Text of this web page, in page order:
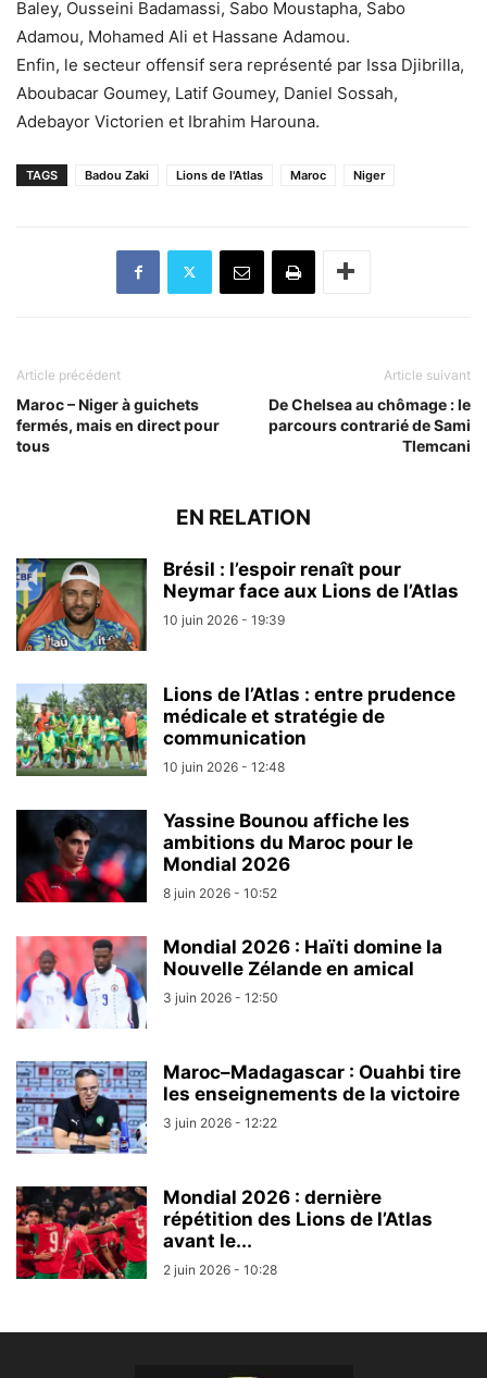
Baley, Ousseini Badamassi, Sabo Moustapha, Sabo
Adamou, Mohamed Ali et Hassane Adamou.
Enfin, le secteur offensif sera représenté par Issa Djibrilla,
Aboubacar Goumey, Latif Goumey, Daniel Sossah,
Adebayor Victorien et Ibrahim Harouna.
TAGS Badou Zaki Lions de l'Atlas Maroc Niger
Article précédent
Maroc – Niger à guichets
fermés, mais en direct pour
tous
Article suivant
De Chelsea au chômage : le
parcours contrarié de Sami
Tlemcani
EN RELATION
Brésil : l’espoir renaît pour
Neymar face aux Lions de l’Atlas
10 juin 2026 - 19:39
Lions de l’Atlas : entre prudence
médicale et stratégie de
communication
10 juin 2026 - 12:48
Yassine Bounou affiche les
ambitions du Maroc pour le
Mondial 2026
8 juin 2026 - 10:52
Mondial 2026 : Haïti domine la
Nouvelle Zélande en amical
3 juin 2026 - 12:50
Maroc–Madagascar : Ouahbi tire
les enseignements de la victoire
3 juin 2026 - 12:22
Mondial 2026 : dernière
répétition des Lions de l’Atlas
avant le...
2 juin 2026 - 10:28